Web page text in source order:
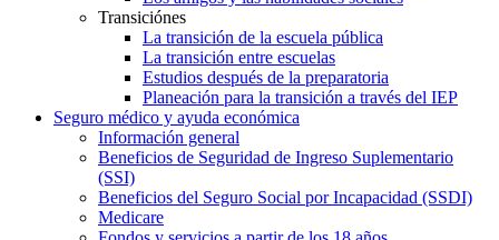
Transiciónes
La transición de la escuela pública
La transición entre escuelas
Estudios después de la preparatoria
Planeación para la transición a través del IEP
Seguro médico y ayuda económica
Información general
Beneficios de Seguridad de Ingreso Suplementario
(SSI)
Beneficios del Seguro Social por Incapacidad (SSDI)
Medicare